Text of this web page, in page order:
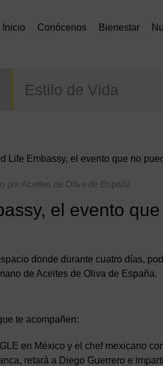
Inicio Conócenos Bienestar
Estilo de Vida
Life Embassy, el evento que no
por Aceites de Oliva de España
el evento
donde durante cuatro días,
de Aceites de Oliva de España.
te acompañen:
en México y el chef mexicano
retará a Diego Guerrero e